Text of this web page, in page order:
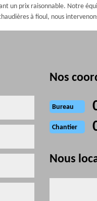
un prix raisonnable. Notre
à fioul, nous
Nos
Bureau
Chantier
Nous